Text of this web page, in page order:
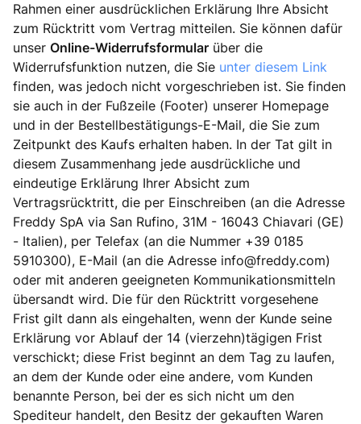
Rahmen einer ausdrücklichen Erklärung Ihre Absicht
zum Rücktritt vom Vertrag mitteilen. Sie können dafür
unser Online-Widerrufsformular über die
Widerrufsfunktion nutzen, die Sie unter diesem Link
finden, was jedoch nicht vorgeschrieben ist. Sie finden
sie auch in der Fußzeile (Footer) unserer Homepage
und in der Bestellbestätigungs-E-Mail, die Sie zum
Zeitpunkt des Kaufs erhalten haben. In der Tat gilt in
diesem Zusammenhang jede ausdrückliche und
eindeutige Erklärung Ihrer Absicht zum
Vertragsrücktritt, die per Einschreiben (an die Adresse
Freddy SpA via San Rufino, 31M - 16043 Chiavari (GE)
- Italien), per Telefax (an die Nummer +39 0185
5910300), E-Mail (an die Adresse info@freddy.com)
oder mit anderen geeigneten Kommunikationsmitteln
übersandt wird. Die für den Rücktritt vorgesehene
Frist gilt dann als eingehalten, wenn der Kunde seine
Erklärung vor Ablauf der 14 (vierzehn)tägigen Frist
verschickt; diese Frist beginnt an dem Tag zu laufen,
an dem der Kunde oder eine andere, vom Kunden
benannte Person, bei der es sich nicht um den
Spediteur handelt, den Besitz der gekauften Waren